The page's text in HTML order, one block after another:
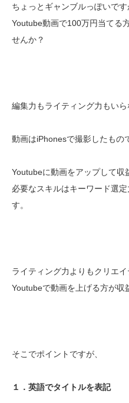
ちょっとギャンブルっぽいで
Youtube動画で100万円当てる
せんか？
編集力もライティング力もいら
動画はiPhonesで撮影したもの
Youtubeに動画をアップして収
必要なスキルはキーワード選
す。
ライティング力よりもクリエ
Youtubeで動画を上げる方が収
そこでポイントですが、
１．英語でタイトルを表記